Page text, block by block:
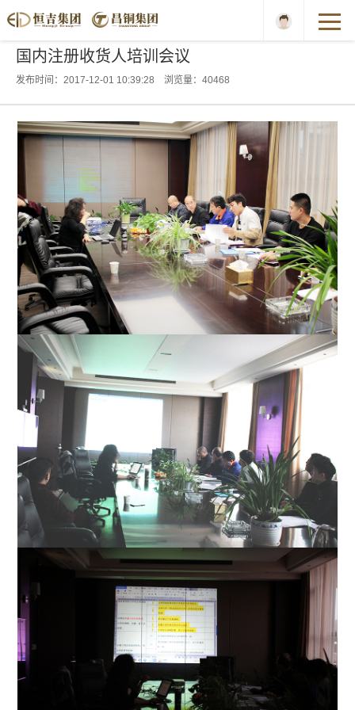
国内注册收货人培训会议
发布时间：2017-12-01 10:39:28 浏览量：40468